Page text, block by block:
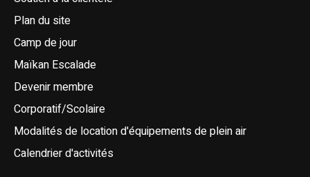
Plan du site
Camp de jour
Maïkan Escalade
Devenir membre
Corporatif/Scolaire
Modalités de location d'équipements de plein air
Calendrier d'activités